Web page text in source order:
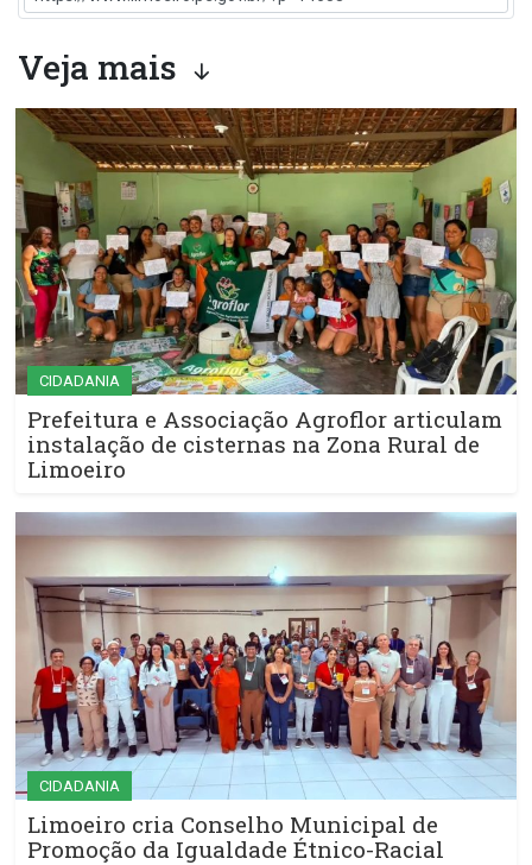
Veja mais
CIDADANIA
Prefeitura e Associação Agroflor articulam
instalação de cisternas na Zona Rural de
Limoeiro
CIDADANIA
Limoeiro cria Conselho Municipal de
Promoção da Igualdade Étnico-Racial